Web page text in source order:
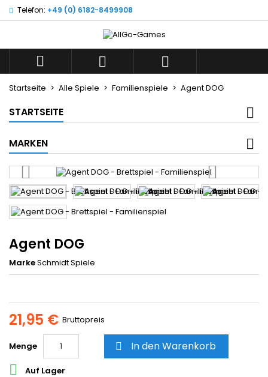
Telefon: +49 (0) 6182-8499908
  
Startseite Alle Spiele Familienspiele Agent DOG
STARTSEITE
MARKEN
Agent DOG
MarkeSchmidt Spiele
21,95 € Bruttopreis
Menge  In den Warenkorb
 Auf Lager
Wunschliste ×
add_circle_outline
Neue Liste anlegen
((title)) ×
((label))
Anmelden ×
Sie müssen angemeldet sein, um Artikel Ihrer
Wunschliste hinzufügen zu können.